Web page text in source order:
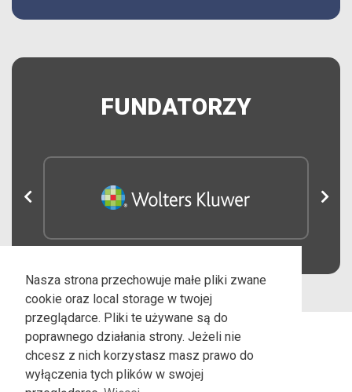
FUNDATORZY
Nasza strona przechowuje małe pliki zwane
cookie oraz local storage w twojej
przeglądarce. Pliki te używane są do
poprawnego działania strony. Jeżeli nie
chcesz z nich korzystasz masz prawo do
wyłączenia tych plików w swojej